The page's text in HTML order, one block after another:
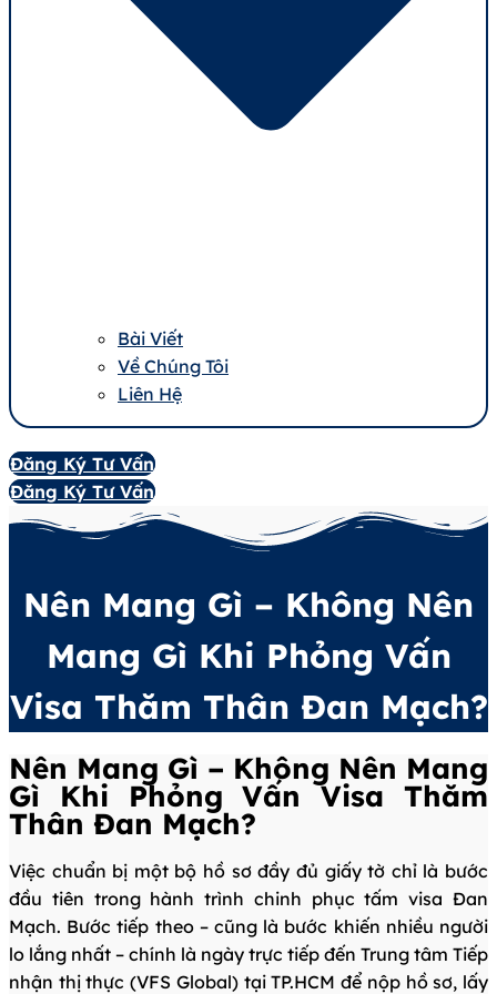
Bài Viết
Về Chúng Tôi
Liên Hệ
Đăng Ký Tư Vấn
Đăng Ký Tư Vấn
Nên Mang Gì – Không Nên
Mang Gì Khi Phỏng Vấn
Visa Thăm Thân Đan Mạch?
Nên Mang Gì – Không Nên Mang
Gì Khi Phỏng Vấn Visa Thăm
Thân Đan Mạch?
Việc chuẩn bị một bộ hồ sơ đầy đủ giấy tờ chỉ là bước
đầu tiên trong hành trình chinh phục tấm visa Đan
Mạch. Bước tiếp theo – cũng là bước khiến nhiều người
lo lắng nhất – chính là ngày trực tiếp đến Trung tâm Tiếp
nhận thị thực (VFS Global) tại TP.HCM để nộp hồ sơ, lấy